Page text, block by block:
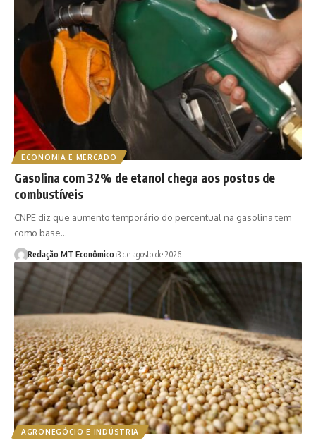
ECONOMIA E MERCADO
Gasolina com 32% de etanol chega aos postos de
combustíveis
CNPE diz que aumento temporário do percentual na gasolina tem
como base…
Redação MT Econômico 3 de agosto de 2026
AGRONEGÓCIO E INDÚSTRIA